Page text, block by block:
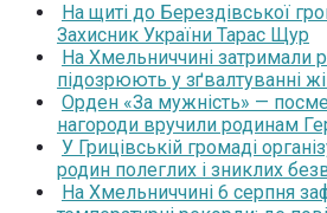
На щиті до Берездівської
Захисник України Тарас Щур
На Хмельниччині затримали
підозрюють у зґвалтуванні
Орден «За мужність» —
нагороди вручили родинам
У Грицівській громаді
родин полеглих і зниклих
На Хмельниччині 6 серпня